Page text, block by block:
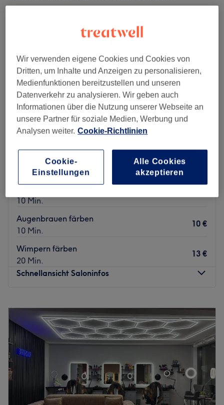
Novo Haircut
2973 Bewertungen
Markt Schwaben, Bayern
Auf Karte anzeigen
Augenbrauen zupfen
10 Min.
Augenbrauen färben
10 Min.
10 €
Wimpern färben
20 Min.
13 €
Schnellansicht Saloninfos
Dienstag
–19:00
Mittwoch
09:00–19:00
Donnerstag
09:00–19:00
Freitag
19:00
Samstag
09:00 –17:00
Sonntag
10:00– 18:00
In Markt Schwaben ist mit Novo Haircut eine neue
Wir verwenden eigene Cookies und Cookies von
Dritten, um Inhalte und Anzeigen zu personalisieren,
Medienfunktionen bereitzustellen und unseren
Datenverkehr zu analysieren. Wir geben auch
Informationen über die Nutzung unserer Webseite an
unsere Partner für soziale Medien, Werbung und
Analysen weiter. Cookie-Richtlinien
Cookie-
Einstellungen
Alle Cookies
akzeptieren